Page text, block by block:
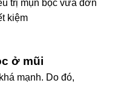
trị mụn bọc vừa đơn
kiệm
ở mũi
mạnh. Do đó,